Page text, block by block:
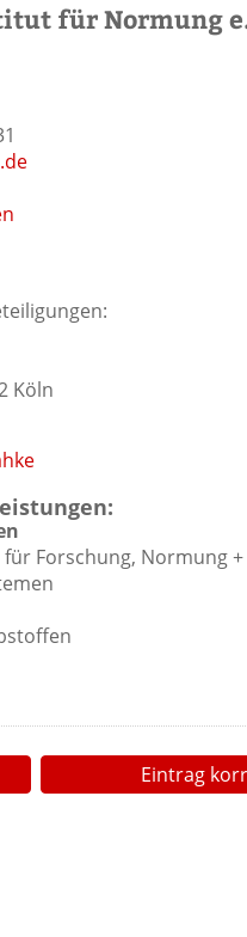
für Normung
Köln
Forschung, Normung
Eintrag